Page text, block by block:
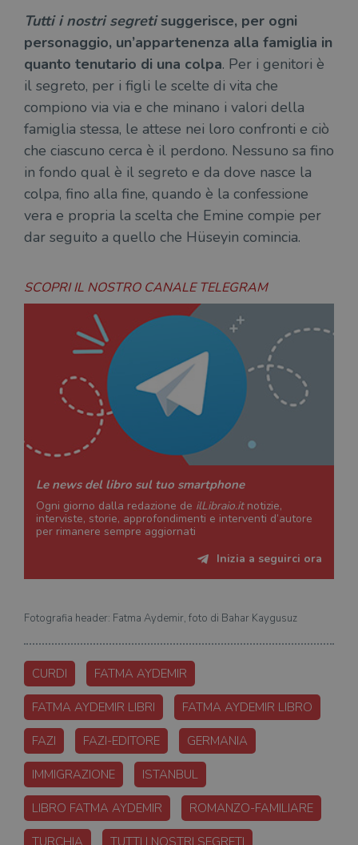
Tutti i nostri segretisuggerisce, per ogni
personaggio, un’appartenenza alla famiglia in
quanto tenutario di una colpa. Per i genitori è
il segreto, per i figli le scelte di vita che
compiono via via e che minano i valori della
famiglia stessa, le attese nei loro confronti e ciò
che ciascuno cerca è il perdono. Nessuno sa fino
in fondo qual è il segreto e da dove nasce la
colpa, fino alla fine, quando è la confessione
vera e propria la scelta che Emine compie per
dar seguito a quello che Hüseyin comincia.
SCOPRI IL NOSTRO CANALE TELEGRAM
Le news del libro sul tuo smartphone
Ogni giorno dalla redazione de ilLibraio.itnotizie,
interviste, storie, approfondimenti e interventi d’autore
per rimanere sempre aggiornati
Inizia a seguirci ora
Fotografia header: Fatma Aydemir, foto di Bahar Kaygusuz
CURDI FATMA AYDEMIR
FATMA AYDEMIR LIBRI FATMA AYDEMIR LIBRO
FAZI FAZI-EDITORE GERMANIA
IMMIGRAZIONE ISTANBUL
LIBRO FATMA AYDEMIR ROMANZO-FAMILIARE